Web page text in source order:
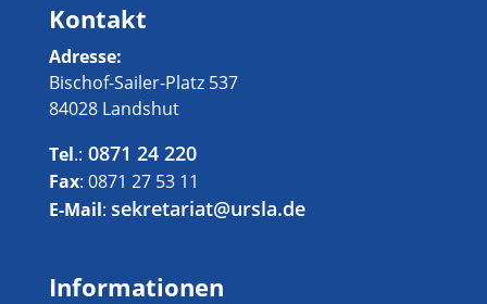
Kontakt
Adresse:
Bischof-Sailer-Platz 537
84028 Landshut
Tel.: 0871 24 220
Fax: 0871 27 53 11
E-Mail: sekretariat@ursla.de
Informationen